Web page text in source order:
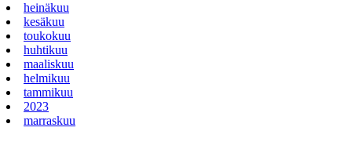
heinäkuu
kesäkuu
toukokuu
huhtikuu
maaliskuu
helmikuu
tammikuu
2023
marraskuu